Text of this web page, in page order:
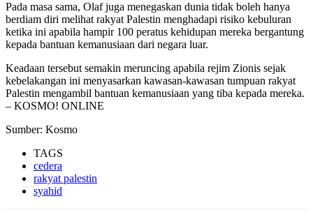
Pada masa sama, Olaf juga menegaskan dunia tidak boleh hanya
berdiam diri melihat rakyat Palestin menghadapi risiko kebuluran
ketika ini apabila hampir 100 peratus kehidupan mereka bergantung
kepada bantuan kemanusiaan dari negara luar.
Keadaan tersebut semakin meruncing apabila rejim Zionis sejak
kebelakangan ini menyasarkan kawasan-kawasan tumpuan rakyat
Palestin mengambil bantuan kemanusiaan yang tiba kepada mereka.
– KOSMO! ONLINE
Sumber: Kosmo
TAGS
cedera
rakyat palestin
syahid